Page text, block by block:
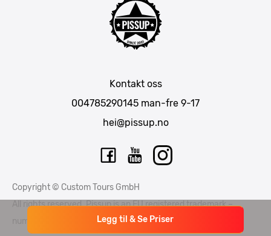
Legg til & Se Priser
Vilnius
Kontakt oss
004785290145 man-fre 9-17
hei@pissup.no
Copyright © Custom Tours GmbH
All rights reserved. Pissup is an EU registered trademark –
number EUTM015397706 and EUTM 015397714